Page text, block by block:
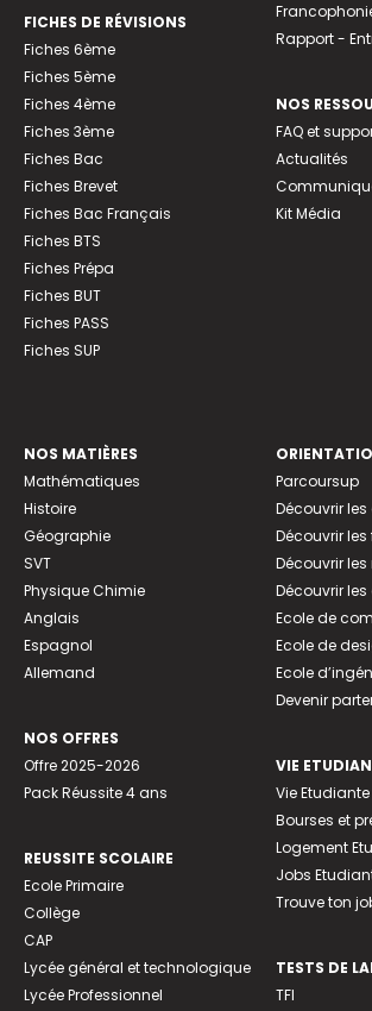
FICHES DE RÉVISIONS
Fiches 6ème
Fiches 5ème
Fiches 4ème
Fiches 3ème
Fiches Bac
Fiches Brevet
Fiches Bac Français
Fiches BTS
Fiches Prépa
Fiches BUT
Fiches PASS
Fiches SUP
Rapport -
NOS
FAQ et
Actualités
Kit Média
NOS MATIÈRES
Mathématiques
Histoire
Géographie
SVT
Physique Chimie
Anglais
Espagnol
Allemand
NOS OFFRES
Offre 2025-2026
Pack Réussite 4 ans
REUSSITE SCOLAIRE
Ecole Primaire
Collège
CAP
Lycée général et technologique
Lycée Professionnel
Parcoursup
Découvrir
Découvrir
Découvrir les
Découvrir les
Ecole de
Ecole de
Ecole
Devenir
VIE
Vie Etudiante
Bourses et
Logement
Jobs
Trouve ton
TESTS DE
TFI